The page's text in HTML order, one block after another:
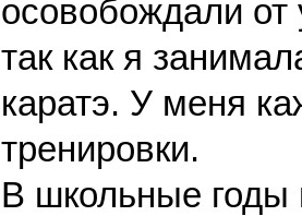
осовобождали от
так как я
каратэ. У меня
тренировки.
В школьные годы